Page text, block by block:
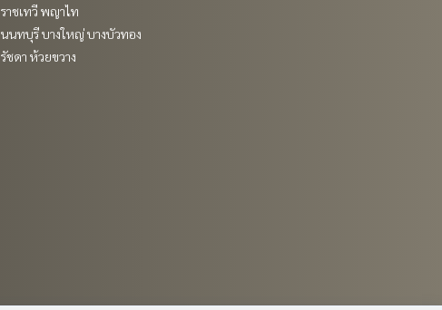
ราชเทวี พญาไท
นนทบุรี บางใหญ่ บางบัวทอง
รัชดา ห้วยขวาง